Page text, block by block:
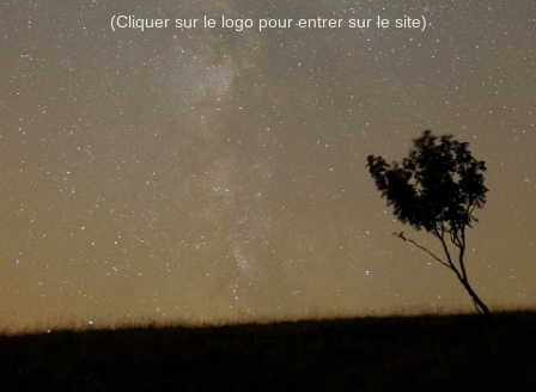
(Cliquer sur le logo pour entrer sur le site)